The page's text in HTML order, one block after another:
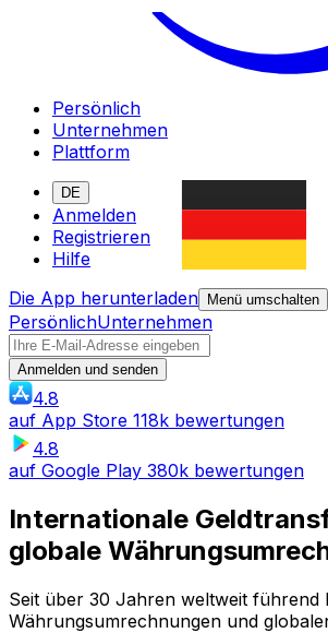
Persönlich
Unternehmen
Plattform
DE
Anmelden
Registrieren
Hilfe
Die App herunterladen
Menü umschalten
PersönlichUnternehmen
Anmelden und senden
4.8
auf App Store 118k bewertungen
4.8
auf Google Play 380k bewertungen
Internationale
globale
Seit über 30 Jahren weltweit führend
Währungsumrechnungen und